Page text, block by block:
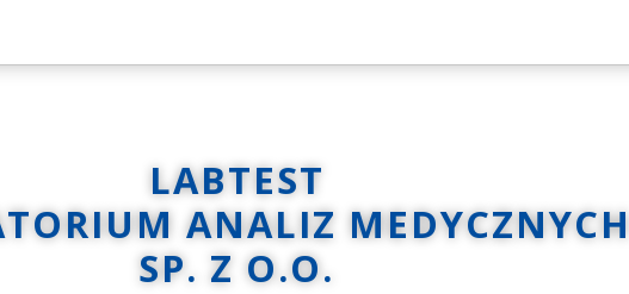
LABTEST
ANALIZ MEDYCZNYCH
SP. Z O.O.